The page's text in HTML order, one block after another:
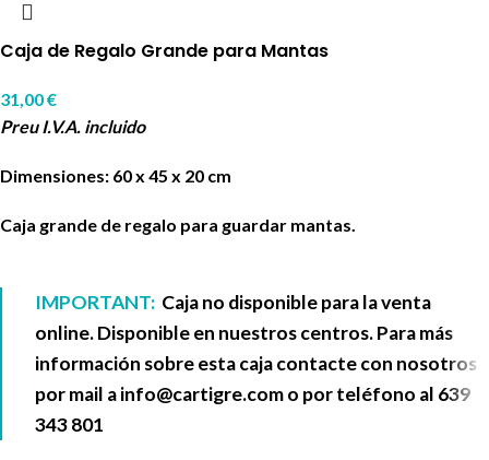
Caja de Regalo Grande para Mantas
31,00€
Preu I.V.A. incluido
Dimensiones: 60 x 45 x 20 cm
Caja grande de regalo para guardar mantas.
IMPORTANT: Caja no disponible para la venta
online. Disponible en nuestros centros. Para más
información sobre esta caja contacte con nosotros
por mail ainfo@cartigre.como por teléfono al 639
343 801